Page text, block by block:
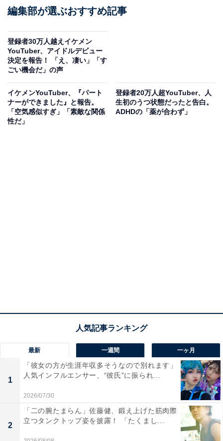
編集部が選ぶおすすめ記事
登録者30万人越えイケメン
YouTuber、アイドルデビュー
決定を報告！ 「え、凄い」「す
ごい機会だ」の声
イケメンYouTuber、『パート
ナーができました』と報告。
「空気感似すぎ」「素敵な関係
性だ」
登録者20万人超YouTuber、人
生初のうつ状態だったと告白。
ADHDの「薬が合わず」
最新 一週間 一ヶ月
1
「彼女の方が生涯年収多そうなので別れます」
人気インフルエンサー、“彼氏”に振られ...
2026/07/30
2
「二の腕たまらん」佐藤健、鍛え上げた筋肉際
立つタンクトップ姿を披露！ 「たくまし...